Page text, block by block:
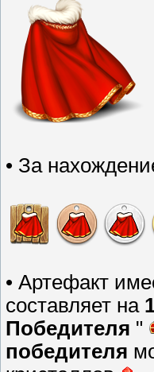
• За
• Артефакт
составляет на
Победителя "
победителя